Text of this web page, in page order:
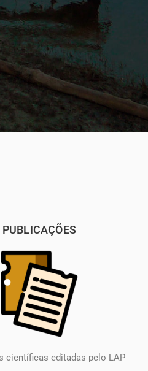
PUBLICAÇÕES
científicas editadas pelo LAP